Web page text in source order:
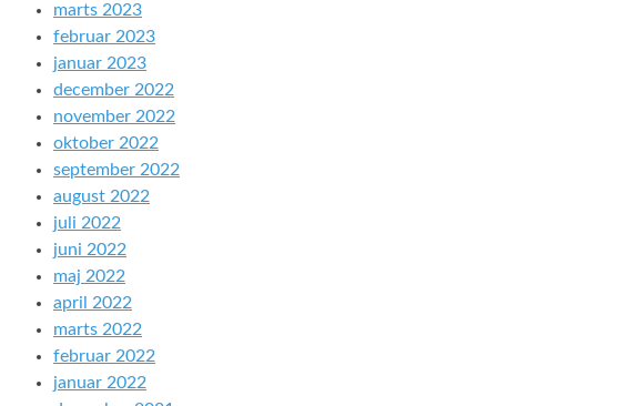
marts 2023
februar 2023
januar 2023
december 2022
november 2022
oktober 2022
september 2022
august 2022
juli 2022
juni 2022
maj 2022
april 2022
marts 2022
februar 2022
januar 2022